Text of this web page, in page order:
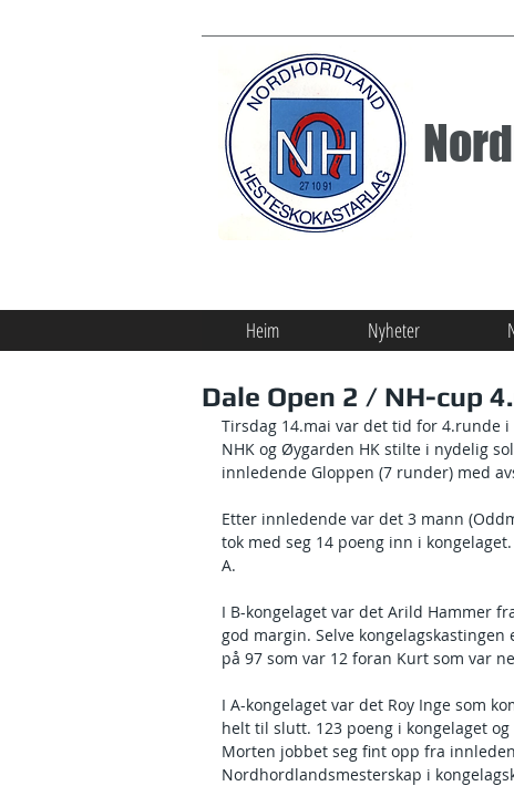
Heim Nyheter
Dale Open 2 / NH-cup
Tirsdag 14.mai var det tid for 4.runde i
NHK og Øygarden HK stilte i nydelig
innledende Gloppen (7 runder) med
Etter innledende var det 3 mann
tok med seg 14 poeng inn i
A.
I B-kongelaget var det Arild Hammer
god margin. Selve
på 97 som var 12 foran Kurt som var
I A-kongelaget var det Roy Inge som
helt til slutt. 123 poeng i kongelaget
Morten jobbet seg fint opp fra
Nordhordlandsmesterskap i